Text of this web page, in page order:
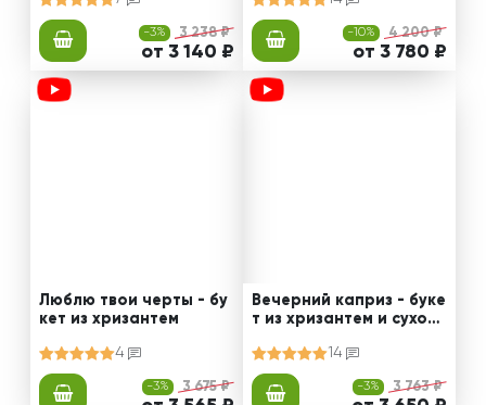
-3% 3 238 ₽
от 3 140 ₽
-10% 4 200 ₽
от 3 780 ₽
Люблю твои черты - бу
кет из хризантем
4
-3% 3 675 ₽
Вечерний каприз - буке
т из хризантем и сухоцв
14
-3% 3 763 ₽